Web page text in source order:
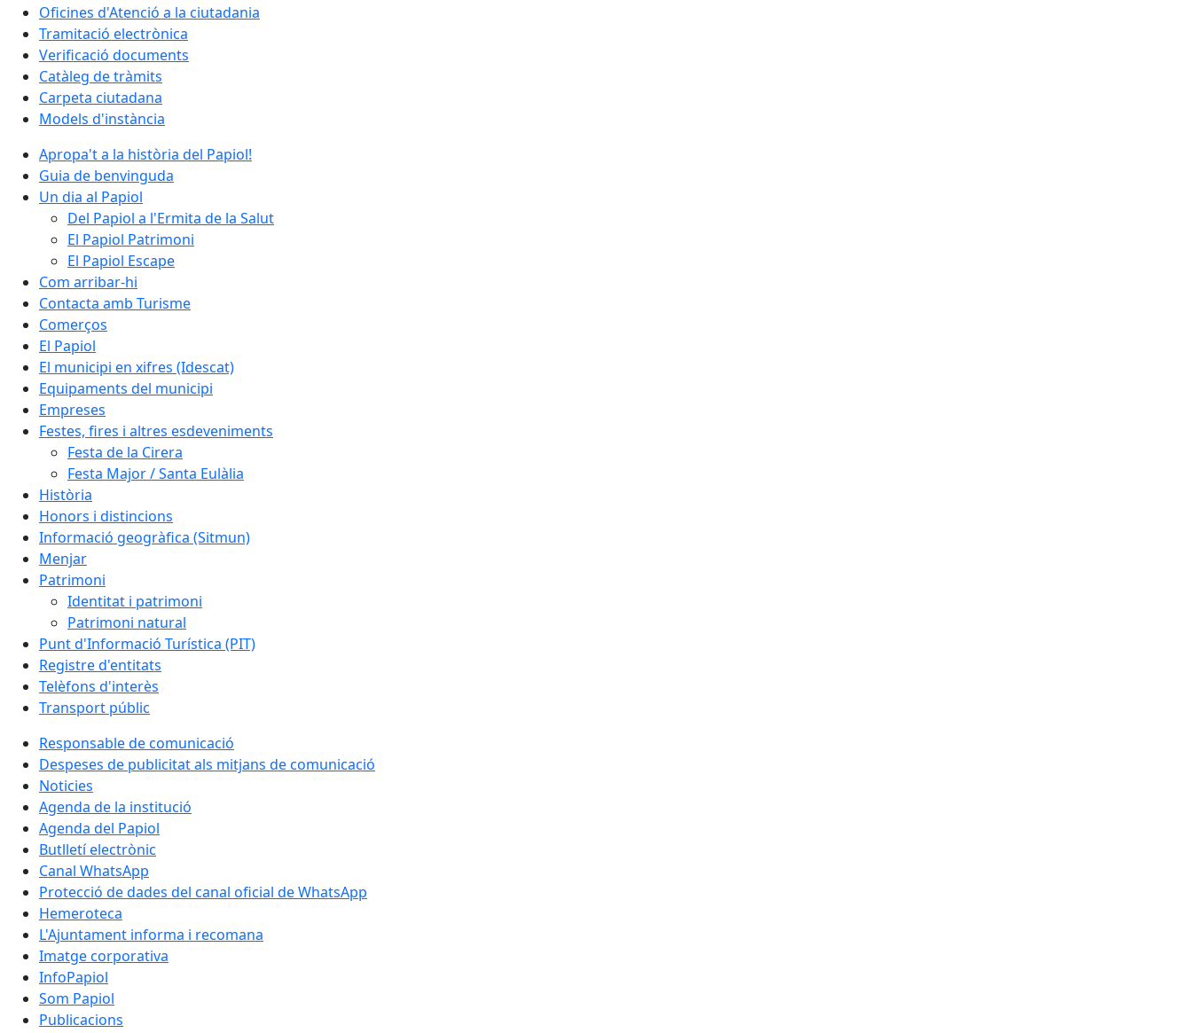
Oficines d'Atenció a la ciutadania
Tramitació electrònica
Verificació documents
Catàleg de tràmits
Carpeta ciutadana
Models d'instància
Apropa't a la història del Papiol!
Guia de benvinguda
Un dia al Papiol
Del Papiol a l'Ermita de la Salut
El Papiol Patrimoni
El Papiol Escape
Com arribar-hi
Contacta amb Turisme
Comerços
El Papiol
El municipi en xifres (Idescat)
Equipaments del municipi
Empreses
Festes, fires i altres esdeveniments
Festa de la Cirera
Festa Major / Santa Eulàlia
Història
Honors i distincions
Informació geogràfica (Sitmun)
Menjar
Patrimoni
Identitat i patrimoni
Patrimoni natural
Punt d'Informació Turística (PIT)
Registre d'entitats
Telèfons d'interès
Transport públic
Responsable de comunicació
Despeses de publicitat als mitjans de comunicació
Noticies
Agenda de la institució
Agenda del Papiol
Butlletí electrònic
Canal WhatsApp
Protecció de dades del canal oficial de WhatsApp
Hemeroteca
L'Ajuntament informa i recomana
Imatge corporativa
InfoPapiol
Som Papiol
Publicacions